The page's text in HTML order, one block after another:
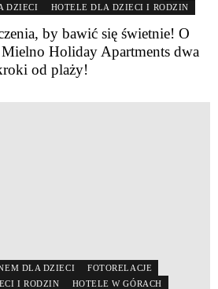
DZIECI
HOTELE DLA DZIECI I RODZIN
by bawić się świetnie! O
Holiday Apartments dwa
od plaży!
DLA DZIECI
FOTORELACJE
I RODZIN
HOTELE W GÓRACH